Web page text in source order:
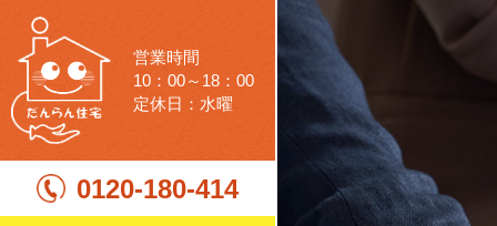
営業時間
10：00～18：00
定休日：水曜
0120-180-414